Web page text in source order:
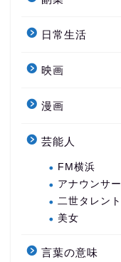
日常生活
映画
漫画
芸能人
FM横浜
アナウンサー
二世タレント
美女
言葉の意味